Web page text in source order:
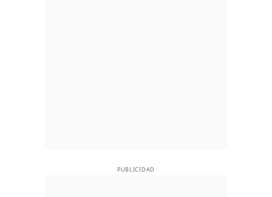
PUBLICIDAD